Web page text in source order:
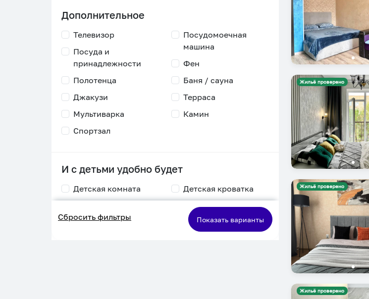
Дополнительное
Телевизор
Посуда и
принадлежности
Посудомоечная
машина
Фен
Полотенца
Джакузи
Баня / сауна
Терраса
Мультиварка
Спортзал
Камин
И с детьми удобно будет
Детская комната
кормления
Детская кроватка
Двухъярусная
кровать
Сбросить фильтры Показать варианты
Жильё проверено
Жильё проверено
Жильё проверено